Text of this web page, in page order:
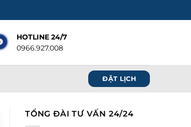
HOTLINE 24/7
0966.927.008
ĐẶT LỊCH
TỔNG ĐÀI TƯ VẤN 24/24